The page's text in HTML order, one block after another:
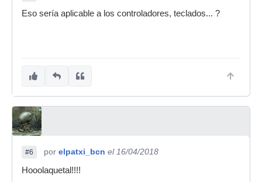
Eso sería aplicable a los controladores, teclados... ?
#6 por elpatxi_bcn el 16/04/2018
Hooolaquetal!!!!